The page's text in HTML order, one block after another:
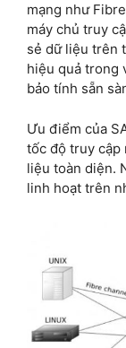
mạng như
máy chủ truy
sẻ dữ liệu trên
hiệu quả trong
bảo tính sẵn
Ưu điểm của
tốc độ truy cập
liệu toàn diện.
linh hoạt trên